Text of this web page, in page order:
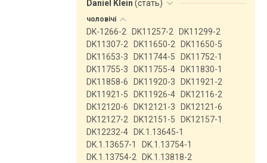
Daniel Klein (стать)
чоловічі
DK-1266-2 DK11257-2
DK11299-2
DK11307-2
DK11650-2
DK11650-5
DK11653-3
DK11744-5
DK11752-1
DK11755-3
DK11755-4
DK11830-1
DK11858-6
DK11920-3
DK11921-2
DK11921-5
DK11926-4
DK12116-2
DK12120-6
DK12121-3
DK12121-6
DK12127-2
DK12151-5
DK12157-1
DK12232-4
DK.1.13645-1
DK.1.13657-1
DK.1.13754-1
DK.1.13754-2
DK.1.13818-2